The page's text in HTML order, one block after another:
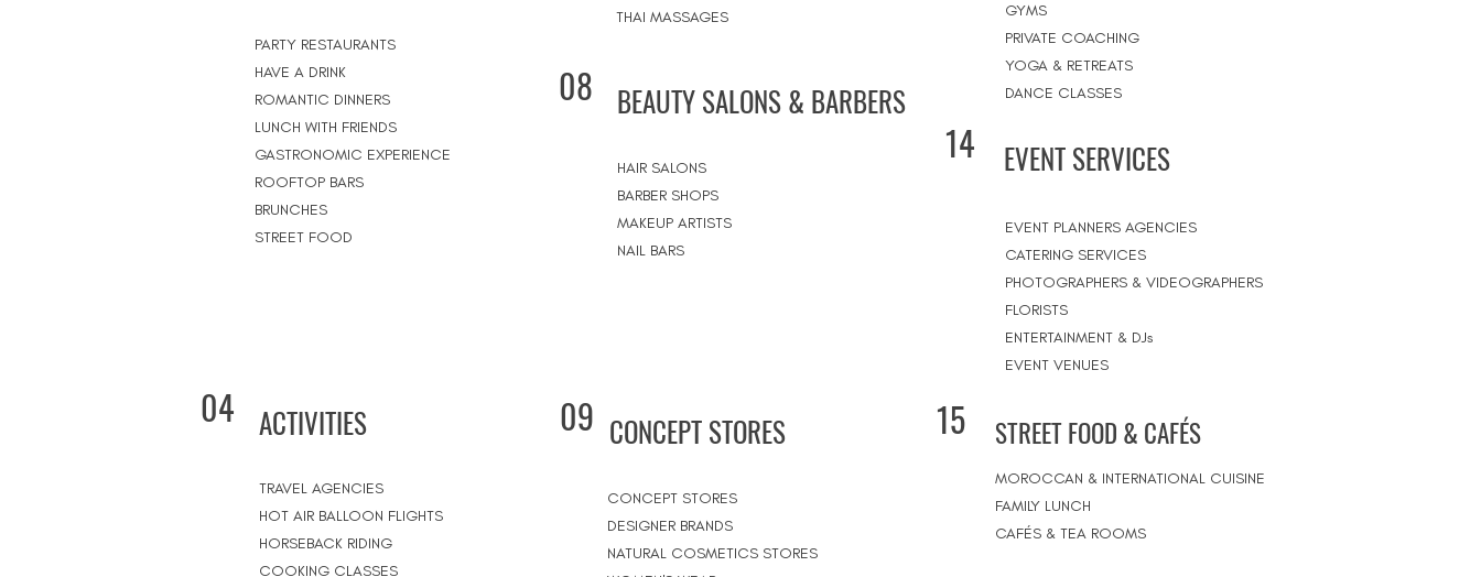
PARTY RESTAURANTS
HAVE A DRINK
ROMANTIC DINNERS
LUNCH WITH FRIENDS
GASTRONOMIC EXPERIENCE
ROOFTOP BARS
BRUNCHES
STREET FOOD
04 ACTIVITIES
TRAVEL AGENCIES
HOT AIR BALLOON FLIGHTS
HORSEBACK RIDING
COOKING CLASSES
THAI MASSAGES
08 BEAUTY SALONS & BARBERS
HAIR SALONS
BARBER SHOPS
MAKEUP ARTISTS
NAIL BARS
GYMS
PRIVATE COACHING
YOGA & RETREATS
DANCE CLASSES
14 EVENT SERVICES
EVENT PLANNERS AGENCIES
CATERING SERVICES
PHOTOGRAPHERS & VIDEOGRAPHERS
FLORISTS
ENTERTAINMENT & DJs
EVENT VENUES
09 CONCEPT STORES
CONCEPT STORES
DESIGNER BRANDS
NATURAL COSMETICS STORES
15 STREET FOOD & CAFÉS
MOROCCAN & INTERNATIONAL CUISINE
FAMILY LUNCH
CAFÉS & TEA ROOMS